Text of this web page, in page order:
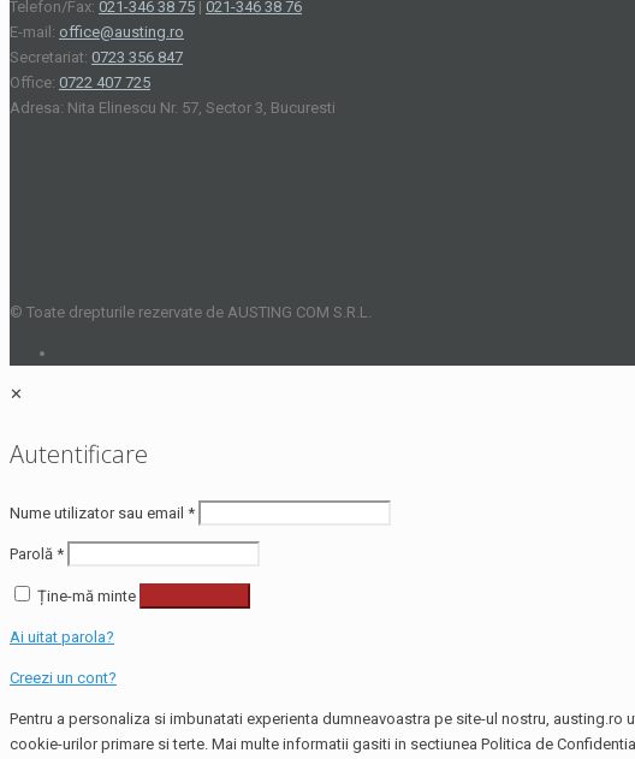
Telefon/Fax: 021-346 38 75 | 021-346 38 76
E-mail: office@austing.ro
Secretariat: 0723 356 847
Office: 0722 407 725
Adresa: Nita Elinescu Nr. 57, Sector 3, Bucuresti
© Toate drepturile rezervate de AUSTING COM S.R.L.
✕
Autentificare
Nume utilizator sau email *
Parolă *
Ține-mă minte
Ai uitat parola?
Creezi un cont?
Pentru a personaliza si imbunatati experienta dumneavoastra pe site-ul nostru,
cookie-urilor primare si terte. Mai multe informatii gasiti in sectiunea Politica de